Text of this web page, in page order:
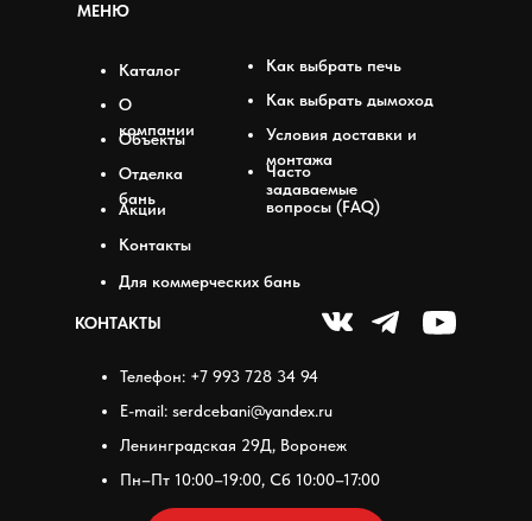
Каталог
О
компании
Объекты
Отделка
бань
Акции
Как выбрать печь
Как выбрать дымоход
Условия доставки и
монтажа
Часто
задаваемые
вопросы (FAQ)
Телефон: +7 993 728 34 94
E-mail: serdcebani@yandex.ru
Ленинградская 29Д, Воронеж
Пн–Пт 10:00–19:00, Сб 10:00–17:00
МЕНЮ
КОНТАКТЫ
Для коммерческих бань
Контакты